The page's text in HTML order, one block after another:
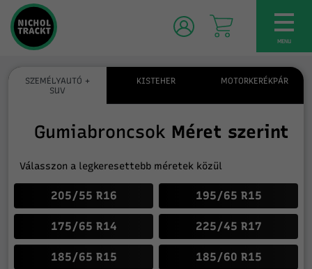
MENU
SZEMÉLYAUTÓ +
SUV
KISTEHER MOTORKERÉKPÁR
Gumiabroncsok Méret szerint
Válasszon a legkeresettebb méretek közül
205/55 R16 195/65 R15
175/65 R14 225/45 R17
185/65 R15 185/60 R15